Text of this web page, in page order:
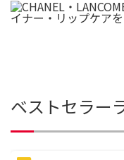
ベストセラー